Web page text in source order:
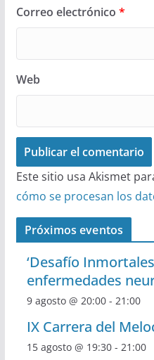
Correo electrónico *
Web
Este sitio usa Akismet
cómo se procesan los
Próximos eventos
‘Desafío
enfermedades
9 agosto @ 20:00- 21:00
IX Carrera del
15 agosto @ 19:30- 21:00